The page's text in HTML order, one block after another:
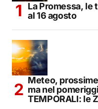
La Promessa, le
al 16 agosto
Meteo,
ma nel
TEMPORALI: le